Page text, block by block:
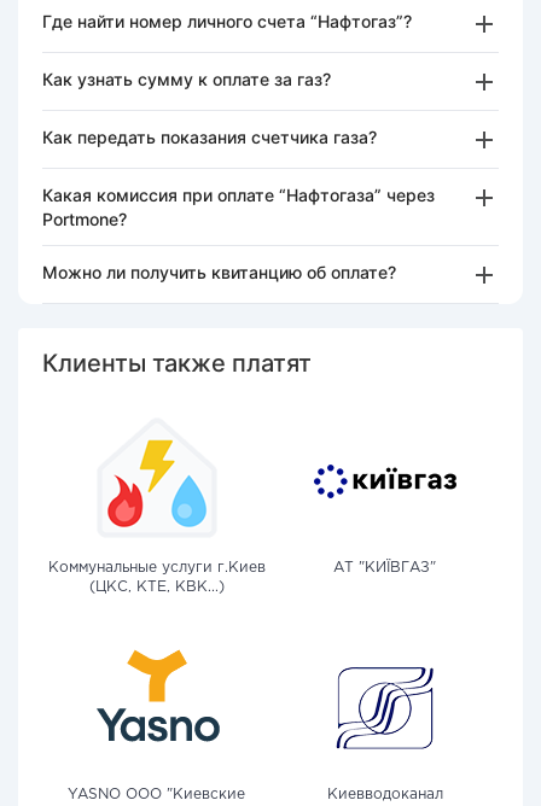
Где найти номер личного счета “Нафтогаз”?
Как узнать сумму к оплате за газ?
Как передать показания счетчика газа?
Какая комиссия при оплате “Нафтогаза” через
Portmone?
Можно ли получить квитанцию об оплате?
Клиенты также платят
Коммунальные услуги г.Киев
(ЦКС, КТЕ, КВК...)
АТ "КИЇВГАЗ"
YASNO OOO "Киевские
Киевводоканал